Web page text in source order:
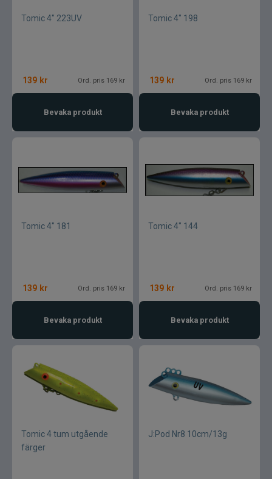
Tomic 4" 223UV
139 kr Ord. pris 169 kr
Bevaka produkt
Tomic 4" 198
139 kr Ord. pris 169 kr
Bevaka produkt
Tomic 4" 181
139 kr Ord. pris 169 kr
Bevaka produkt
Tomic 4" 144
139 kr Ord. pris 169 kr
Bevaka produkt
Tomic 4 tum utgående
färger
J:Pod Nr8 10cm/13g